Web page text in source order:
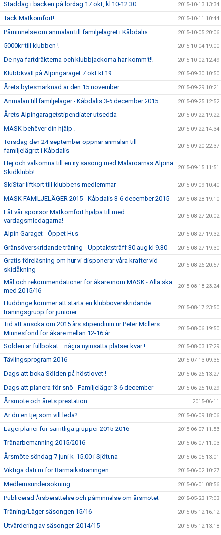
Städdag i backen på lördag 17 okt, kl 10-12.30 2015-10-13 13:34
Tack Matkomfort! 2015-10-11 10:44
Påminnelse om anmälan till familjelägret i Kåbdalis 2015-10-05 20:06
5000kr till klubben ! 2015-10-04 19:00
De nya fartdräkterna och klubbjackorna har kommit!! 2015-10-02 12:49
Klubbkväll på Alpingaraget 7 okt kl 19 2015-09-30 10:50
Årets bytesmarknad är den 15 november 2015-09-29 10:21
Anmälan till familjeläger - Kåbdalis 3-6 december 2015 2015-09-25 12:52
Årets Alpingaragetstipendiater utsedda 2015-09-22 19:22
MASK behöver din hjälp ! 2015-09-22 14:34
Torsdag den 24 september öppnar anmälan till
familjelägret i Kåbdalis
2015-09-20 22:37
Hej och välkomna till en ny säsong med Mälaröarnas Alpina
Skidklubb!
2015-09-15 11:51
SkiStar liftkort till klubbens medlemmar 2015-09-09 10:40
MASK FAMILJELÄGER 2015 - Kåbdalis 3-6 december 2015 2015-08-28 19:10
Låt vår sponsor Matkomfort hjälpa till med
vardagsmiddagarna!
2015-08-27 20:02
Alpin Garaget - Öppet Hus 2015-08-27 19:32
Gränsöverskridande träning - Upptaktsträff 30 aug kl 9.30 2015-08-27 19:30
Gratis föreläsning om hur vi disponerar våra krafter vid
skidåkning
2015-08-26 20:57
Mål och rekommendationer för åkare inom MASK - Alla ska
med 2015/16
2015-08-18 23:24
Huddinge kommer att starta en klubböverskridande
träningsgrupp för juniorer
2015-08-17 23:50
Tid att ansöka om 2015 års stipendium ur Peter Möllers
Minnesfond för åkare mellan 12-16 år
2015-08-06 19:50
Sölden är fullbokat....några nyinsatta platser kvar ! 2015-08-03 17:29
Tävlingsprogram 2016 2015-07-13 09:35
Dags att boka Sölden på höstlovet ! 2015-06-26 13:27
Dags att planera för snö - Familjeläger 3-6 december 2015-06-25 10:29
Årsmöte och årets prestation 2015-06-11
Är du en tjej som vill leda? 2015-06-09 18:06
Lägerplaner för samtliga grupper 2015-2016 2015-06-07 11:53
Tränarbemanning 2015/2016 2015-06-07 11:03
Årsmöte söndag 7 juni kl 15.00 i Sjötuna 2015-06-05 13:01
Viktiga datum för Barmarksträningen 2015-06-02 10:27
Medlemsundersökning 2015-06-01 08:56
Publicerad Årsberättelse och påminnelse om årsmötet 2015-05-23 17:03
Träning/Läger säsongen 15/16 2015-05-12 16:12
Utvärdering av säsongen 2014/15 2015-05-12 13:18